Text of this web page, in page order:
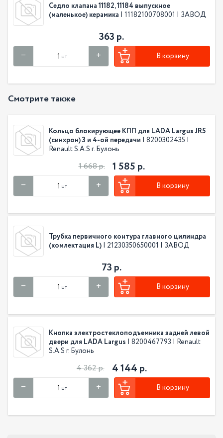
Седло клапана 11182, 11184 выпускное
(маленькое) керамика | 11182100708001 | ЗАВОД
363 р.
шт В корзину
Смотрите также
Кольцо блокирующее КПП для LADA Largus JR5
(синхрон) 3 и 4-ой передачи | 8200302435 |
Renault S.A.S г. Булонь
1 668 р. 1 585 р.
шт В корзину
Трубка первичного контура главного цилиндра
(комлектация L) | 21230350650001 | ЗАВОД
73 р.
шт В корзину
Кнопка электростеклоподъемника задней левой
двери для LADA Largus | 8200467793 | Renault
S.A.S г. Булонь
4 362 р. 4 144 р.
шт В корзину